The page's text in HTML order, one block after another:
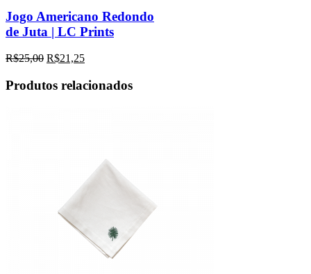
Jogo Americano Redondo
de Juta | LC Prints
R$25,00 R$21,25
Produtos relacionados